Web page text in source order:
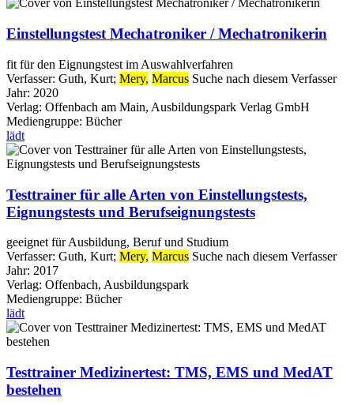
Einstellungstest Mechatroniker / Mechatronikerin
fit für den Eignungstest im Auswahlverfahren
Verfasser: Guth, Kurt; Mery, Marcus Suche nach diesem Verfasser
Jahr: 2020
Verlag: Offenbach am Main, Ausbildungspark Verlag GmbH
Mediengruppe: Bücher
lädt
Testtrainer für alle Arten von Einstellungstests,
Eignungstests und Berufseignungstests
geeignet für Ausbildung, Beruf und Studium
Verfasser: Guth, Kurt; Mery, Marcus Suche nach diesem Verfasser
Jahr: 2017
Verlag: Offenbach, Ausbildungspark
Mediengruppe: Bücher
lädt
Testtrainer Medizinertest: TMS, EMS und MedAT
bestehen